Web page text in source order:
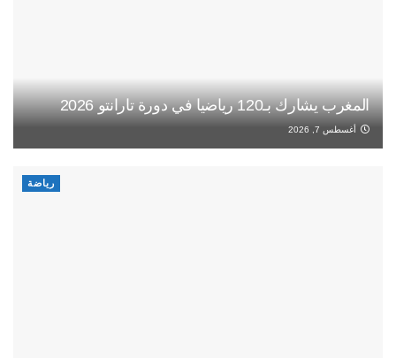
المغرب يشارك بـ120 رياضيا في دورة تارانتو 2026
أغسطس 7, 2026
رياضة